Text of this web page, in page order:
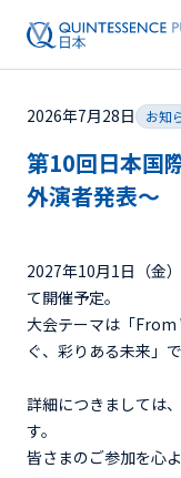
2026年7月28日 お知
第10回日本国
外演者発表～
2027年10月1日（金
て開催予定。
大会テーマは「
ぐ、彩りある未来」で
詳細につきましては
す。
皆さまのご参加を心